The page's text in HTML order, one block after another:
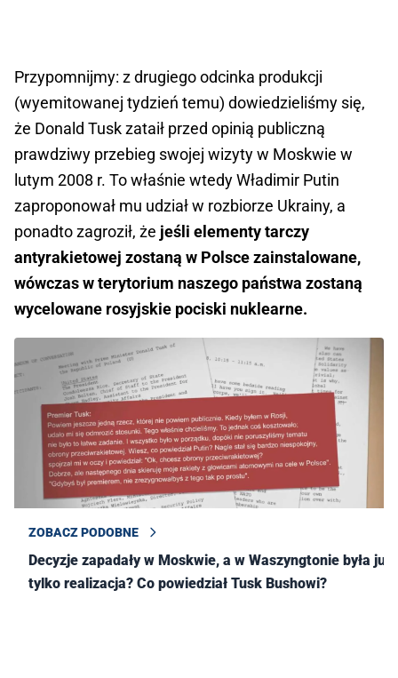
Przypomnijmy: z drugiego odcinka produkcji
(wyemitowanej tydzień temu) dowiedzieliśmy się,
że Donald Tusk zataił przed opinią publiczną
prawdziwy przebieg swojej wizyty w Moskwie w
lutym 2008 r. To właśnie wtedy Władimir Putin
zaproponował mu udział w rozbiorze Ukrainy, a
ponadto zagroził, że jeśli elementy tarczy
antyrakietowej zostaną w Polsce zainstalowane,
wówczas w terytorium naszego państwa zostaną
wycelowane rosyjskie pociski nuklearne.
ZOBACZ PODOBNE
Decyzje zapadały w Moskwie, a w Waszyngtonie była już
tylko realizacja? Co powiedział Tusk Bushowi?